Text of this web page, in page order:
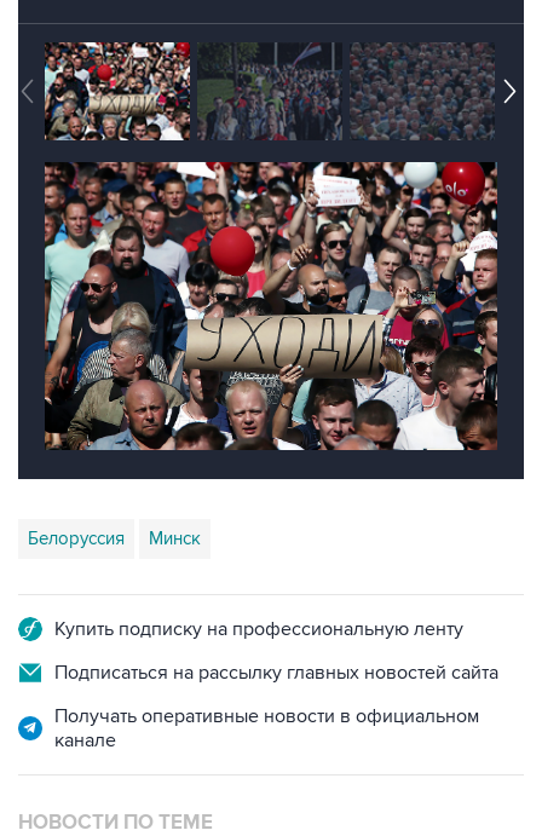
Белоруссия Минск
Купить подписку на профессиональную ленту
Подписаться на рассылку главных новостей сайта
Получать оперативные новости в официальном
канале
НОВОСТИ ПО ТЕМЕ